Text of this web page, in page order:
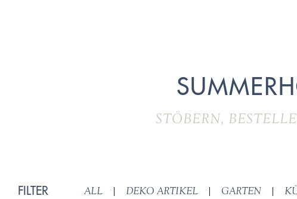
STÖBERN,
FILTER ALL | DEKO ARTIKEL | GARTEN |